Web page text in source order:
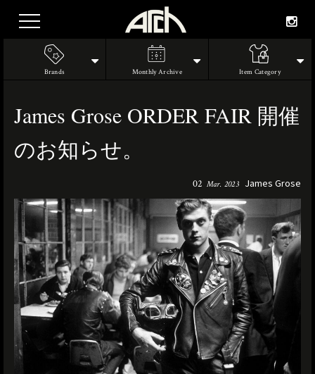
Brands Monthly Archive Item Category
James Grose ORDER FAIR 開催
のお知らせ。
02 Mar. 2023 James Grose